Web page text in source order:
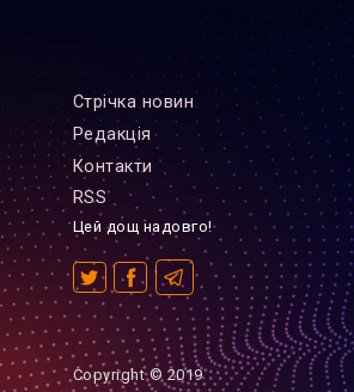
Стрiчка новин
Редакцiя
Контакти
RSS
Цей дощ надовго!
Copyright © 2019